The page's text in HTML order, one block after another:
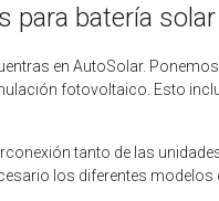
para batería solar
en AutoSolar.
fotovoltaico. Esto
tanto de las
los diferentes modelos